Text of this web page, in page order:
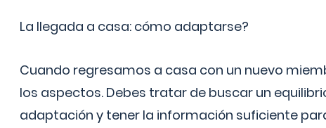
La llegada a casa: cómo adaptarse?
Cuando regresamos a casa con un nuevo
los aspectos. Debes tratar de buscar un
adaptación y tener la información suficiente